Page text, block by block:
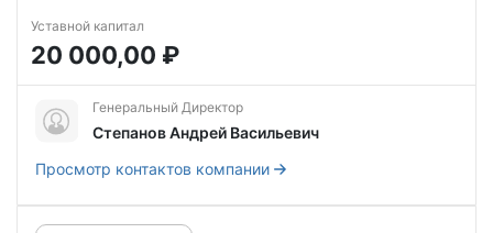
Уставной капитал
20 000,00 ₽
Генеральный Директор
Степанов Андрей Васильевич
Просмотр контактов компании